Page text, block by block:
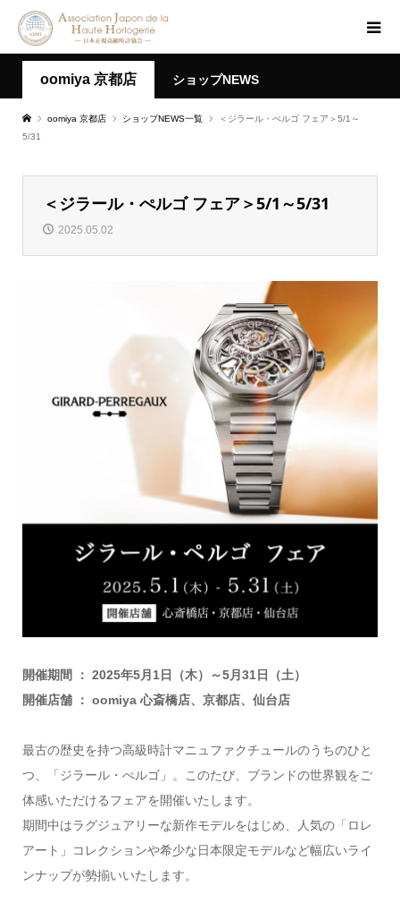
oomiya 京都店 ショップNEWS
oomiya 京都店 ショップNEWS一覧
＜ジラール・ぺルゴ フェア＞5/1～
5/31
＜ジラール・ぺルゴ フェア＞5/1～5/31
2025.05.02
開催期間 ： 2025年5月1日（木）～5月31日（土）
開催店舗 ： oomiya 心斎橋店、京都店、仙台店
最古の歴史を持つ高級時計マニュファクチュールのうちのひと
つ、「ジラール・ぺルゴ」。このたび、ブランドの世界観をご
体感いただけるフェアを開催いたします。
期間中はラグジュアリーな新作モデルをはじめ、人気の「ロレ
アート」コレクションや希少な日本限定モデルなど幅広いライ
ンナップが勢揃いいたします。